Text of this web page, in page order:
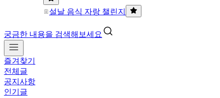
설날 음식 자랑 챌린지
궁금한 내용을 검색해보세요
즐겨찾기
전체글
공지사항
인기글